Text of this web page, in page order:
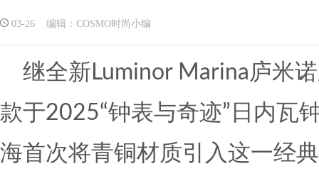
03-26 编辑：COSMO时尚小编
继全新Luminor Marina庐米
款于2025“钟表与奇迹”日内瓦
海首次将青铜材质引入这一经